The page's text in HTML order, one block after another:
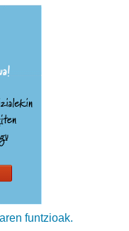
funtzioak.